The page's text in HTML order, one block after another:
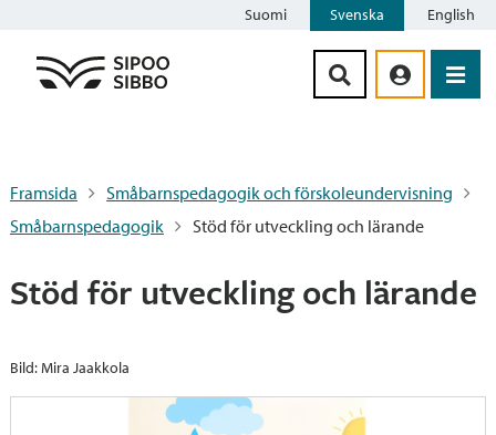
Suomi Svenska English
Framsida
Småbarnspedagogik och förskoleundervisning
Småbarnspedagogik
Stöd för utveckling och lärande
Stöd för utveckling och lärande
Bild: Mira Jaakkola